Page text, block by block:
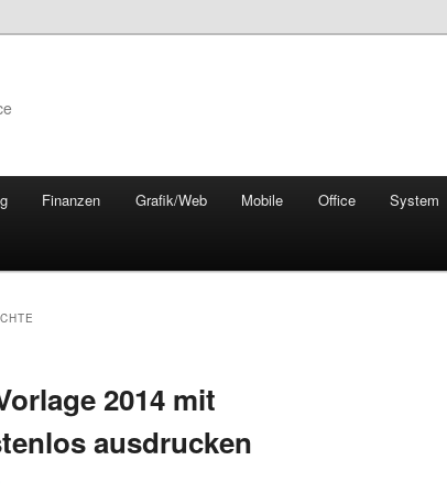
Finanzen Grafik/Web Mobile Office System
2014 mit
ausdrucken